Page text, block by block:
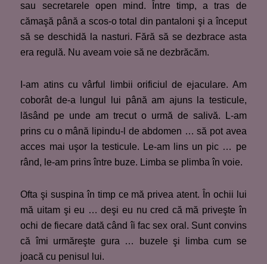
sau secretarele open mind. Între timp, a tras de
cămaşă până a scos-o total din pantaloni şi a început
să se deschidă la nasturi. Fără să se dezbrace asta
era regulă. Nu aveam voie să ne dezbrăcăm.
I-am atins cu vârful limbii orificiul de ejaculare. Am
coborât de-a lungul lui până am ajuns la testicule,
lăsând pe unde am trecut o urmă de salivă. L-am
prins cu o mână lipindu-l de abdomen … să pot avea
acces mai uşor la testicule. Le-am lins un pic … pe
rând, le-am prins între buze. Limba se plimba în voie.
Ofta şi suspina în timp ce mă privea atent. În ochii lui
mă uitam şi eu … deşi eu nu cred că mă priveşte în
ochi de fiecare dată când îi fac sex oral. Sunt convins
că îmi urmăreşte gura … buzele şi limba cum se
joacă cu penisul lui.